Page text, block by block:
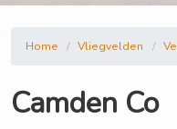
Home Vliegvelden
Camden Co